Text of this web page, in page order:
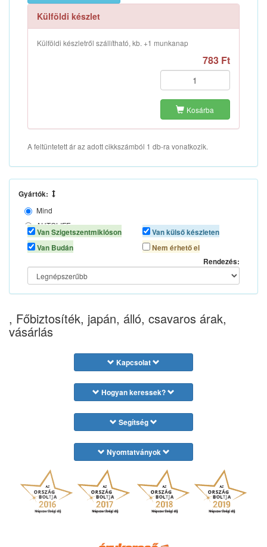
Külföldi készlet
Külföldi készletről szállítható, kb. +1 munkanap
783 Ft
Kosárba
A feltüntetett ár az adott cikkszámból 1 db-ra vonatkozik.
Gyártók:
Mind
AUTOLIFE
N/A
Van Szigetszentmiklóson
Van Budán
Van külső készleten
Nem érhető el
Rendezés:
, Főbiztosíték, japán, álló, csavaros árak,
vásárlás
Kapcsolat
Hogyan keressek?
Segítség
Nyomtatványok